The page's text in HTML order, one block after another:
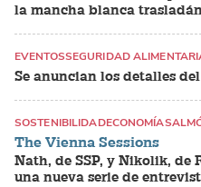
la mancha blanca
Se anuncian los detalles
EVENTOSSEGURIDAD
The Vienna Sessions
Nath, de SSP, y Nikolik,
una nueva serie de
SOSTENIBILIDADECONOMÍA